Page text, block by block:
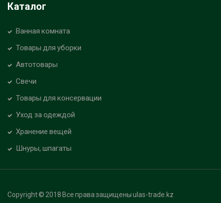
Каталог
Ванная комната
Товары для уборки
Автотовары
Свечи
Товары для консервации
Уход за одеждой
Хранение вещей
Шнуры, шпагаты
Copyright © 2018 Все права защищены ulas-trade.kz